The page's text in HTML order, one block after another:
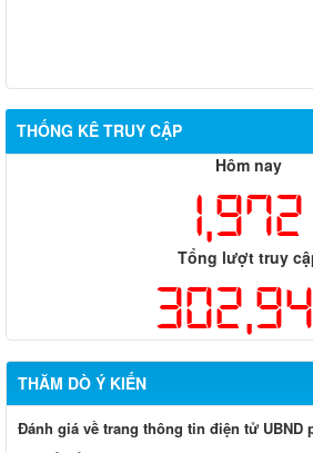
THỐNG KÊ TRUY CẬP
Hôm nay
1,972
Tổng lượt truy
THĂM DÒ Ý KIẾN
Đánh giá về trang thông tin điện tử UBND